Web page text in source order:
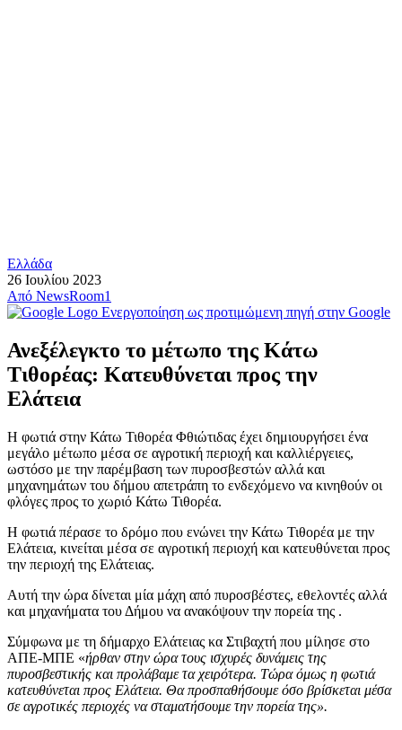
Ελλάδα
26 Ιουλίου 2023
Από NewsRoom1
Ενεργοποίηση ως προτιμώμενη πηγή στην Google
Ανεξέλεγκτο το μέτωπο της Κάτω
Τιθορέας: Κατευθύνεται προς την
Ελάτεια
Η φωτιά στην Κάτω Τιθορέα Φθιώτιδας έχει δημιουργήσει ένα
μεγάλο μέτωπο μέσα σε αγροτική περιοχή και καλλιέργειες,
ωστόσο με την παρέμβαση των πυροσβεστών αλλά και
μηχανημάτων του δήμου απετράπη το ενδεχόμενο να κινηθούν οι
φλόγες προς το χωριό Κάτω Τιθορέα.
Η φωτιά πέρασε το δρόμο που ενώνει την Κάτω Τιθορέα με την
Ελάτεια, κινείται μέσα σε αγροτική περιοχή και κατευθύνεται προς
την περιοχή της Ελάτειας.
Αυτή την ώρα δίνεται μία μάχη από πυροσβέστες, εθελοντές αλλά
και μηχανήματα του Δήμου να ανακόψουν την πορεία της .
Σύμφωνα με τη δήμαρχο Ελάτειας κα Στιβαχτή που μίλησε στο
ΑΠΕ-ΜΠΕ «ήρθαν στην ώρα τους ισχυρές δυνάμεις της
πυροσβεστικής και προλάβαμε τα χειρότερα. Τώρα όμως η φωτιά
κατευθύνεται προς Ελάτεια. Θα προσπαθήσουμε όσο βρίσκεται μέσα
σε αγροτικές περιοχές να σταματήσουμε την πορεία της».